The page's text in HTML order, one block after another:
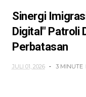
Sinergi
Digital" Patroli
Perbatasan
JULI 01, 2026 3 MINUTE